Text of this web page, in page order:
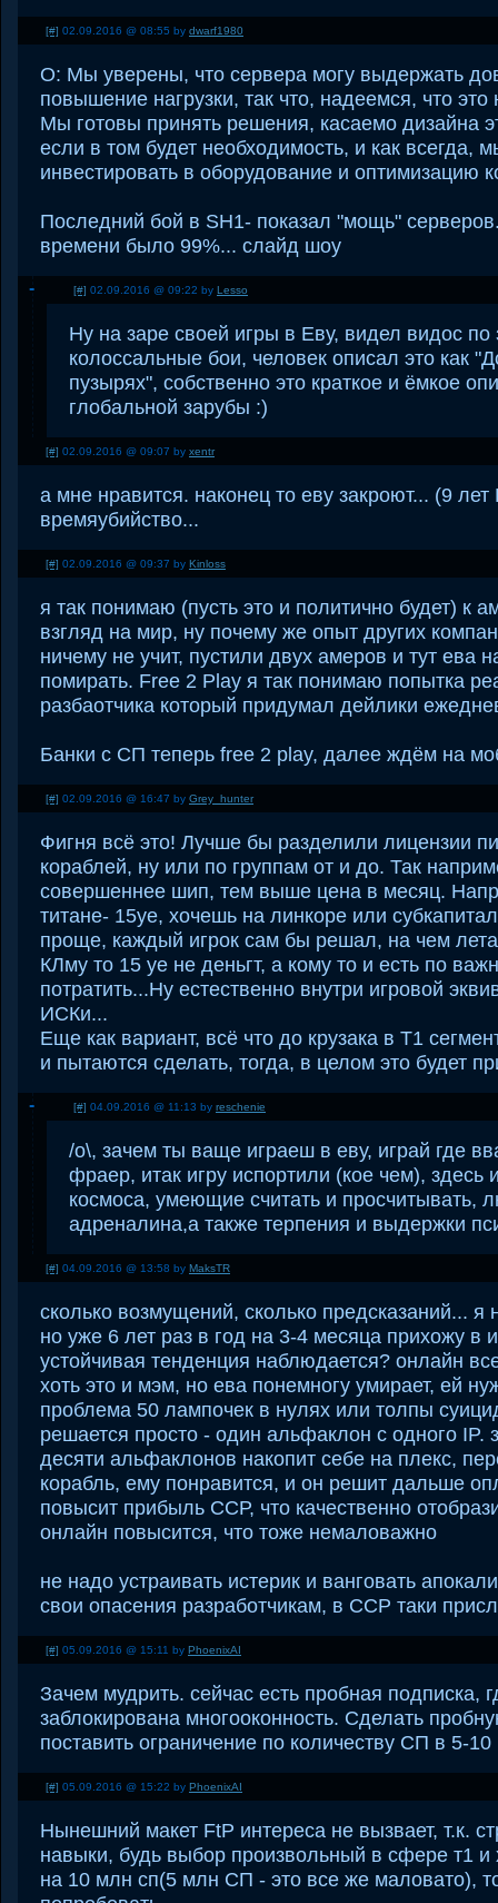
[#] 02.09.2016 @ 08:55 by dwarf1980
О: Мы уверены, что сервера могу выдержать
повышение нагрузки, так что, надеемся, что
Мы готовы принять решения, касаемо дизайна
если в том будет необходимость, и как всегда,
инвестировать в оборудование и оптимизацию
Последний бой в SH1- показал "мощь"
времени было 99%... слайд шоу
[#] 02.09.2016 @ 09:22 by Lesso
Ну на заре своей игры в Еву, видел видос
колоссальные бои, человек описал это как
пузырях", собственно это краткое и ёмкое
глобальной зарубы :)
[#] 02.09.2016 @ 09:07 by xentr
а мне нравится. наконец то еву закроют... (9
времяубийство...
[#] 02.09.2016 @ 09:37 by Kinloss
я так понимаю (пусть это и политично будет) к
взгляд на мир, ну почему же опыт других
ничему не учит, пустили двух амеров и тут ева
помирать. Free 2 Play я так понимаю попытка
разбаотчика который придумал дейлики
Банки с СП теперь free 2 play, далее ждём на
[#] 02.09.2016 @ 16:47 by Grey_hunter
Фигня всё это! Лучше бы разделили лицензии
кораблей, ну или по группам от и до. Так
совершеннее шип, тем выше цена в месяц.
титане- 15уе, хочешь на линкоре или
проще, каждый игрок сам бы решал, на чем
КЛму то 15 уе не деньгт, а кому то и есть по
потратить...Ну естественно внутри игровой
ИСКи...
Еще как вариант, всё что до крузака в Т1
и пытаются сделать, тогда, в целом это будет
[#] 04.09.2016 @ 11:13 by reschenie
/о\, зачем ты ваще играеш в еву, играй где
фраер, итак игру испортили (кое чем), здесь
космоса, умеющие считать и просчитывать,
адреналина,а также терпения и выдержки
[#] 04.09.2016 @ 13:58 by MaksTR
сколько возмущений, сколько предсказаний... я
но уже 6 лет раз в год на 3-4 месяца прихожу в
устойчивая тенденция наблюдается? онлайн
хоть это и мэм, но ева понемногу умирает, ей
проблема 50 лампочек в нулях или толпы
решается просто - один альфаклон с одного IP.
десяти альфаклонов накопит себе на плекс,
корабль, ему понравится, и он решит дальше
повысит прибыль ССР, что качественно
онлайн повысится, что тоже немаловажно
не надо устраивать истерик и ванговать
свои опасения разработчикам, в ССР таки
[#] 05.09.2016 @ 15:11 by PhoenixAI
Зачем мудрить. сейчас есть пробная подписка,
заблокирована многооконность. Сделать
поставить ограничение по количеству СП в 5-
[#] 05.09.2016 @ 15:22 by PhoenixAI
Нынешний макет FtP интереса не вызвает, т.к.
навыки, будь выбор произвольный в сфере т1 и
на 10 млн сп(5 млн СП - это все же маловато),